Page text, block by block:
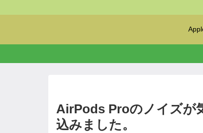
AirPods Proのノイズが
込みました。